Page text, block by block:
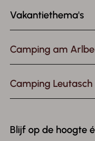
Vakantiethema's
Camping am
Camping Leutasch
Blijf op de hoogte